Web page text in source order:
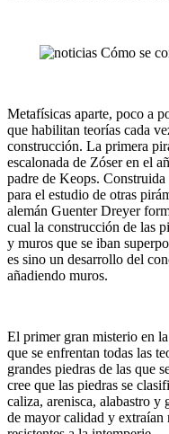
Metafísicas aparte, poco a
que habilitan teorías cada
construcción. La primera
escalonada de Zóser en el
padre de Keops.
para el estudio de otras
alemán Guenter Dreyer
cual la construcción de las
y muros que se iban
es sino un desarrollo del
añadiendo muros.
El primer gran misterio en
que se enfrentan todas las
grandes piedras de las que
cree que las piedras se
caliza, arenisca, alabastro y
de mayor calidad y extraían